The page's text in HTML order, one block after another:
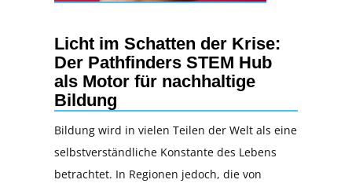
Licht im Schatten der Krise:
Der Pathfinders STEM Hub
als Motor für nachhaltige
Bildung
Bildung wird in vielen Teilen der Welt als eine
selbstverständliche Konstante des Lebens
betrachtet. In Regionen jedoch, die von